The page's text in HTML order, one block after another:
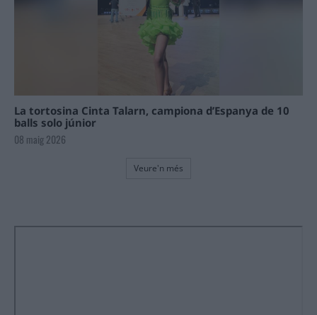
La tortosina Cinta Talarn, campiona d’Espanya de 10
balls solo júnior
08 maig 2026
Veure'n més